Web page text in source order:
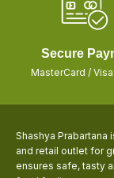
Secure
MasterCard /
Shashya Prabartana
and retail outlet for
ensures safe, tasty